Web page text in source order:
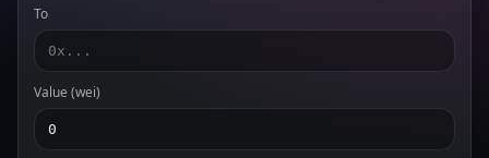
To
Value (wei)